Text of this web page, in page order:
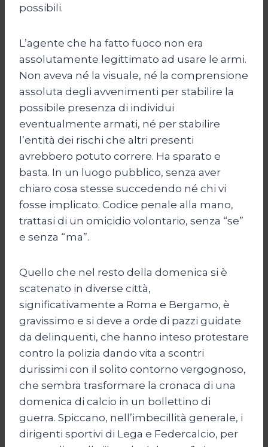
possibili.
L’agente che ha fatto fuoco non era
assolutamente legittimato ad usare le armi.
Non aveva né la visuale, né la comprensione
assoluta degli avvenimenti per stabilire la
possibile presenza di individui
eventualmente armati, né per stabilire
l’entità dei rischi che altri presenti
avrebbero potuto correre. Ha sparato e
basta. In un luogo pubblico, senza aver
chiaro cosa stesse succedendo né chi vi
fosse implicato. Codice penale alla mano,
trattasi di un omicidio volontario, senza “se”
e senza “ma”.
Quello che nel resto della domenica si è
scatenato in diverse città,
significativamente a Roma e Bergamo, è
gravissimo e si deve a orde di pazzi guidate
da delinquenti, che hanno inteso protestare
contro la polizia dando vita a scontri
durissimi con il solito contorno vergognoso,
che sembra trasformare la cronaca di una
domenica di calcio in un bollettino di
guerra. Spiccano, nell’imbecillità generale, i
dirigenti sportivi di Lega e Federcalcio, per